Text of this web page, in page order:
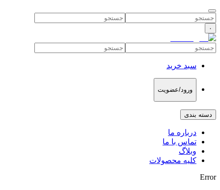
۰
سبد خرید
ورود/عضویت
دسته بندی
درباره ما
تماس با ما
وبلاگ
کلیه محصولات
Error